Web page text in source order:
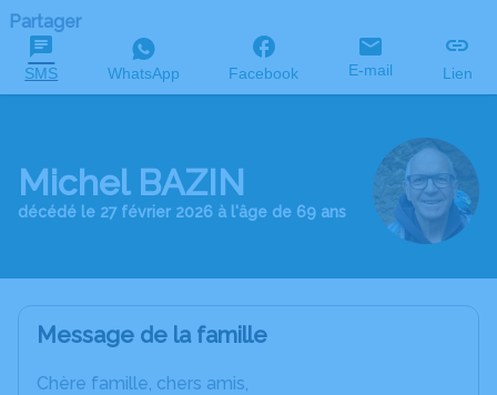
Partager
SMS WhatsApp Facebook E-mail Lien
Michel BAZIN
décédé le 27 février 2026 à l'âge de 69 ans
Message de la famille
Chère famille, chers amis,